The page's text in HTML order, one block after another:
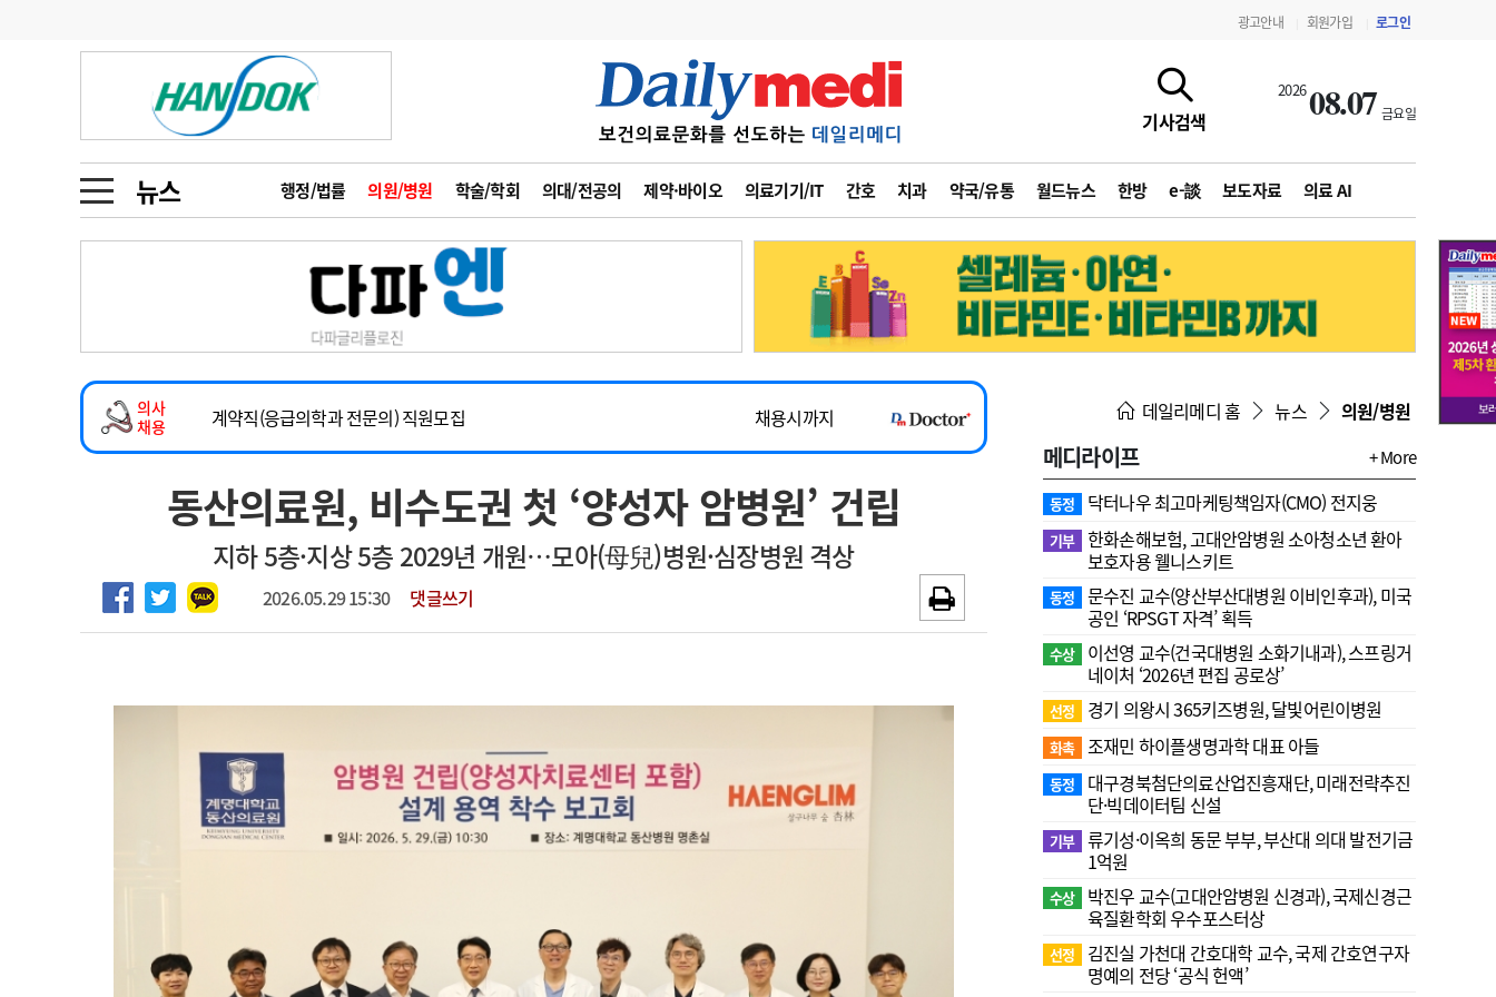
광고안내 회원가입 로그인
기사검색
202608.07 금요일
뉴스 행정/법률 의원/병원 학술/학회 의대/전공의 제약·바이오 의료기기/IT 간호 치과 약국/유통 월드뉴스 한방 e-談 보도자료 의료 AI
금주의 검색어
1
의사인력 수급 추계
2
성분명 처방
3
AI의료
4
전공의 모집 결과
6
관리급여 실시
지필공 지원책
수련환경 개선
의과대학 입시
인사 사고
오피니언 수첩
인물 초대석 피플
동영상뉴스
포토뉴스
메디 Hospital 지역병원 중소병원
인포메이션 행정처분 판례 정책/통계 공시 지침·기준·평가 약제급여 심사 결과
회사소개 법적고지 광고안내
의사
채용
2026년 하반기 인턴 모집
~2026-08-31
마취통증의학과 임기제 임상의사 채용
채용시까지
계약직(응급의학과 전문의) 직원모집
채용시까지
하반기 전공의(레지던트1년차) 모집
~2026-08-15
2026년 하반기 인턴 모집
~2026-08-31
마취통증의학과 임기제 임상의사 채용
채용시까지
동산의료원, 비수도권 첫 ‘양성자 암병원’ 건립
지하 5층·지상 5층 2029년 개원…모아(母兒)병원·심장병원 격상
2026.05.29 15:30 댓글쓰기
데일리메디 홈 뉴스 의원/병원
메디라이프 + More
동정 닥터나우 최고마케팅책임자(CMO) 전지웅
기부 한화손해보험, 고대안암병원 소아청소년 환아
보호자용 웰니스키트
동정
문수진 교수( 양산부산대병원 이비인후과), 미국
공인 ‘RPSGT 자격’ 획득
수상
이선영 교수(건국대병원 소화기내과), 스프링거
네이처 ‘2026년 편집 공로상’
선정 경기 의왕시 365키즈병원, 달빛어린이병원
화촉 조재민 하이플생명과학 대표 아들
동정
대구경북첨단의료산업진흥재단, 미래전략추진
단·빅데이터팀 신설
기부 류기성·이옥희 동문 부부, 부산대 의대 발전기금
1억원
수상
박진우 교수(고대안암병원 신경과), 국제신경근
육질환학회 우수포스터상
선정
김진실 가천대 간호대학 교수, 국제 간호연구자
명예의 전당 ‘공식 헌액’